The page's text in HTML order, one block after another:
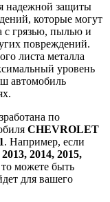
надежной защиты
которые могут
с грязью, пылью и
повреждений.
листа металла
уровень
автомобиль
по
CHEVROLET
. Например, если
2014, 2015,
то можете быть
для вашего